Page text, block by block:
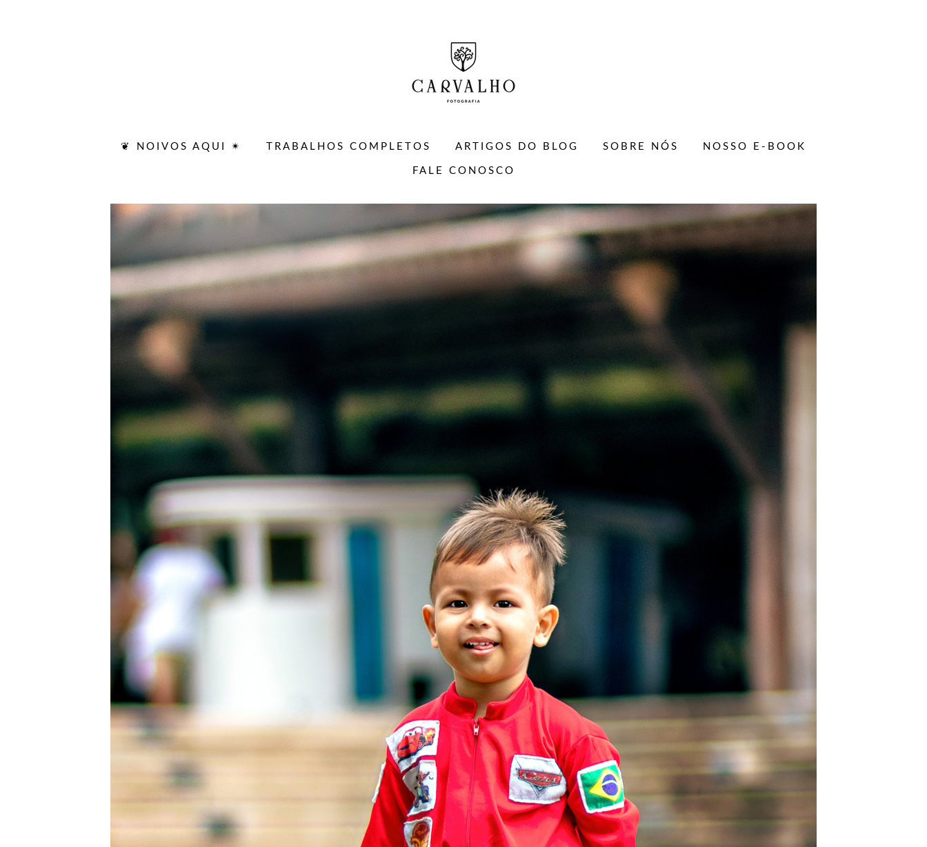
❦ NOIVOS AQUI ✴ TRABALHOS COMPLETOS ARTIGOS DO BLOG SOBRE NÓS NOSSO E-BOOK
FALE CONOSCO